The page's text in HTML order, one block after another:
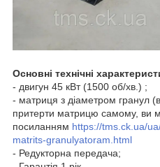
Основні технічні
- двигун 45 кВт (1500 об/хв.) ;
- матриця з діаметром гранул
притерти матрицю самому, ви
посиланням https://tms.ck.ua/
matrits-granulyatoram.html
- Редукторна передача;